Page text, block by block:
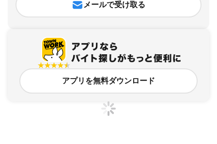
メールで受け取る
アプリを無料ダウンロード